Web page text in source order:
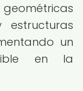
un
en la